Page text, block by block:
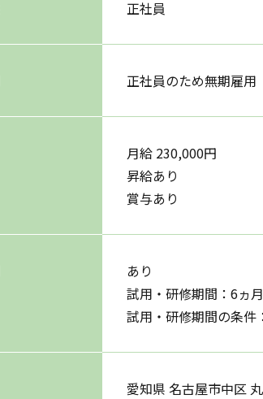
正社員
正社員のため無期雇用
月給 230,000円
昇給あり
賞与あり
あり
試用・研修期間：6ヵ月
試用・研修期間の条件
愛知県 名古屋市中区